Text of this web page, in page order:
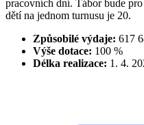
pracovních dní. Tábor bude
dětí na jednom turnusu je 20.
Způsobilé výdaje: 617
Výše dotace: 100 %
Délka realizace: 1. 4.